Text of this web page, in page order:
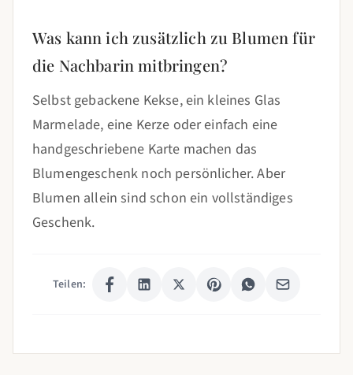
Was kann ich zusätzlich zu Blumen für
die Nachbarin mitbringen?
Selbst gebackene Kekse, ein kleines Glas
Marmelade, eine Kerze oder einfach eine
handgeschriebene Karte machen das
Blumengeschenk noch persönlicher. Aber
Blumen allein sind schon ein vollständiges
Geschenk.
Teilen: